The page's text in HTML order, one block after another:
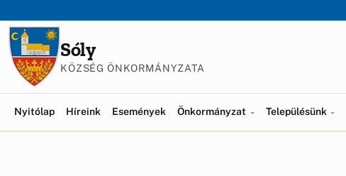
Sóly
KÖZSÉG ÖNKORMÁNYZATA
Nyitólap Híreink Események Önkormányzat Településünk